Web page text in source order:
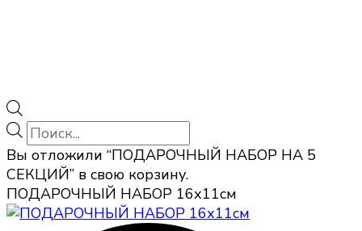
Поиск
товаров
Вы отложили “ПОДАРОЧНЫЙ НАБОР НА 5
СЕКЦИЙ” в свою корзину.
ПОДАРОЧНЫЙ НАБОР 16х11см